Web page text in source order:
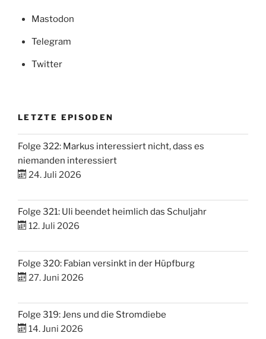
Mastodon
Telegram
Twitter
LETZTE EPISODEN
Folge 322: Markus interessiert nicht, dass es
niemanden interessiert
24. Juli 2026
Folge 321: Uli beendet heimlich das Schuljahr
12. Juli 2026
Folge 320: Fabian versinkt in der Hüpfburg
27. Juni 2026
Folge 319: Jens und die Stromdiebe
14. Juni 2026